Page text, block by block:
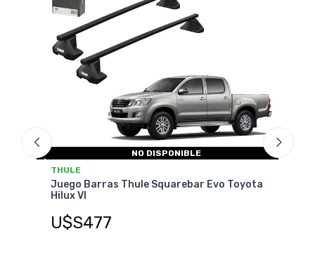
NO DISPONIBLE
THULE
Juego Barras Thule Squarebar Evo Toyota
Hilux VI
U$S477